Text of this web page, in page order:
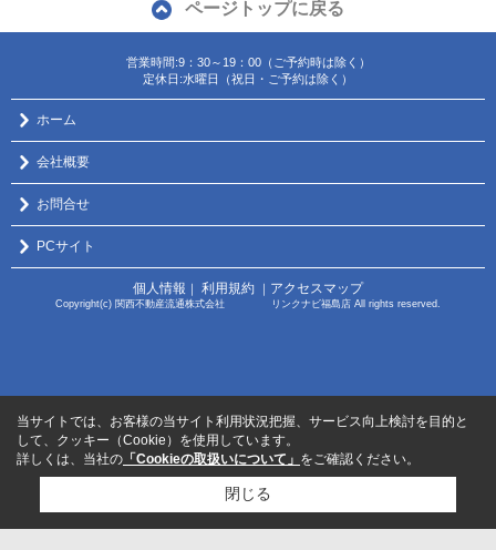
ページトップに戻る
営業時間:9：30～19：00（ご予約時は除く）
定休日:水曜日（祝日・ご予約は除く）
ホーム
会社概要
お問合せ
PCサイト
個人情報 ｜ 利用規約 ｜ アクセスマップ
Copyright(c) 関西不動産流通株式会社 リンクナビ福島店 All rights reserved.
当サイトでは、お客様の当サイト利用状況把握、サービス向上検討を目的と
して、クッキー（Cookie）を使用しています。
詳しくは、当社の 「Cookieの取扱いについて」 をご確認ください。
閉じる